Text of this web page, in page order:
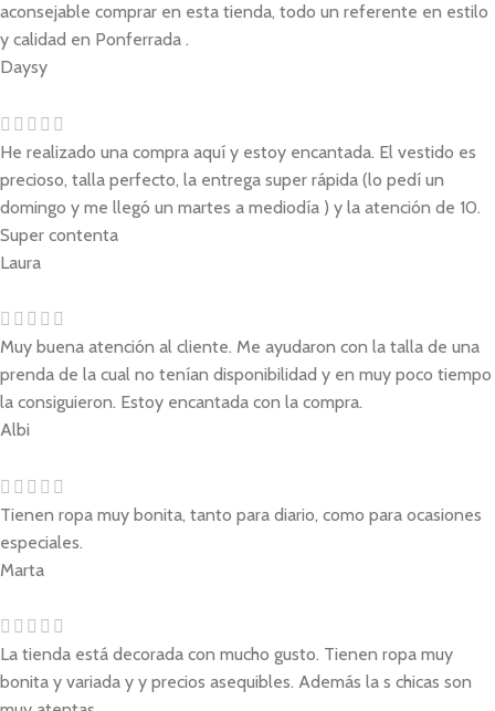
aconsejable comprar en esta tienda, todo un referente en estilo
y calidad en Ponferrada .
Daysy
He realizado una compra aquí y estoy encantada. El vestido es
precioso, talla perfecto, la entrega super rápida (lo pedí un
domingo y me llegó un martes a mediodía ) y la atención de 10.
Super contenta
Laura
Muy buena atención al cliente. Me ayudaron con la talla de una
prenda de la cual no tenían disponibilidad y en muy poco tiempo
la consiguieron. Estoy encantada con la compra.
Albi
Tienen ropa muy bonita, tanto para diario, como para ocasiones
especiales.
Marta
La tienda está decorada con mucho gusto. Tienen ropa muy
bonita y variada y y precios asequibles. Además la s chicas son